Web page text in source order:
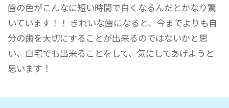
歯の色がこんなに短い時間で白くなるんだとかなり驚
いています！！ きれいな歯になると、今までよりも自
分の歯を大切にすることが出来るのではないかと思
い、自宅でも出来ることをして、気にしてあげようと
思います！